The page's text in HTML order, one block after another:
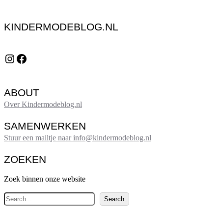
KINDERMODEBLOG.NL
Instagram Facebook
ABOUT
Over Kindermodeblog.nl
SAMENWERKEN
Stuur een mailtje naar info@kindermodeblog.nl
ZOEKEN
Zoek binnen onze website
Z
o
Search